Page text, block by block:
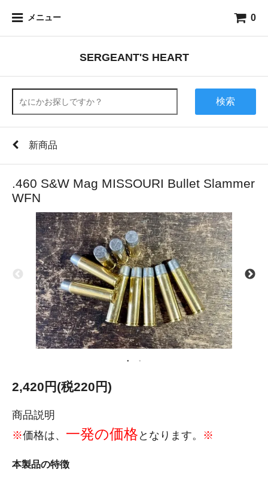
メニュー 0
SERGEANT'S HEART
検索
新商品
.460 S&W Mag MISSOURI Bullet Slammer
WFN
2,420円(税220円)
商品説明
※価格は、 一発の価格 となります。 ※
本製品の特徴